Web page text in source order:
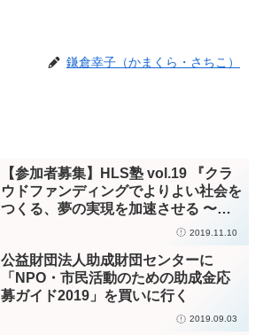
鎌倉幸子（かまくら・さちこ）
【参加者募集】HLS塾 vol.19 『クラ
ウドファンディングでよりよい社会を
つくる、夢の実現を加速させる 〜ク
ラウドファンディング入門編』＜
2019年12月6日（月）＠青森県弘前市
＞
2019.11.10
公益財団法人助成財団センターに
「NPO・市民活動のための助成金応
募ガイド2019」を買いに行く
2019.09.03